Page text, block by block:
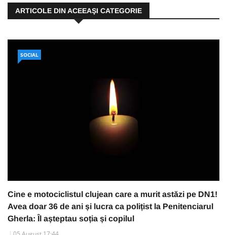
ARTICOLE DIN ACEEAŞI CATEGORIE
SOCIAL
Cine e motociclistul clujean care a murit astăzi pe DN1!
Avea doar 36 de ani și lucra ca polițist la Penitenciarul
Gherla: Îl așteptau soția și copilul